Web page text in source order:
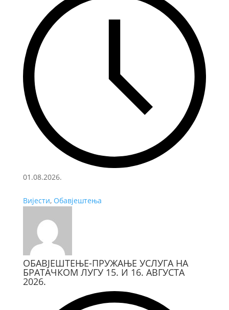
01.08.2026.
Вијести, Обавјештења
ОБАВЈЕШТЕЊЕ-ПРУЖАЊЕ УСЛУГА НА
БРАТАЧКОМ ЛУГУ 15. И 16. АВГУСТА
2026.